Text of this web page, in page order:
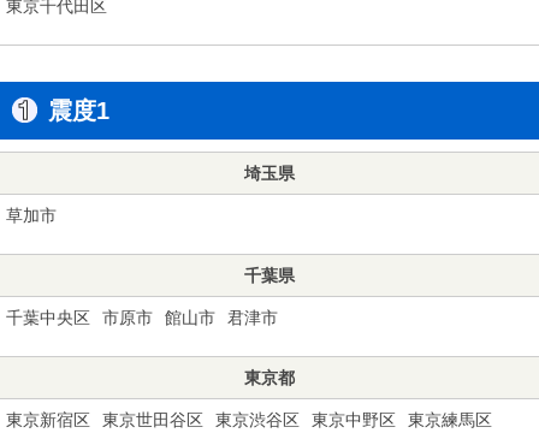
東京千代田区
震度1
埼玉県
草加市
千葉県
千葉中央区 市原市 館山市 君津市
東京都
東京新宿区 東京世田谷区 東京渋谷区 東京中野区
東京練馬区